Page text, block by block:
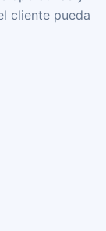
cliente pueda